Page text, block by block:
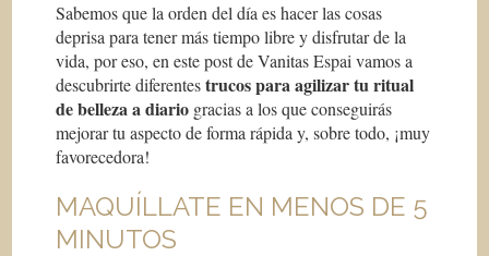
Sabemos que la orden del día es hacer las cosas
deprisa para tener más tiempo libre y disfrutar de la
vida, por eso, en este post de Vanitas Espai vamos a
descubrirte diferentestrucos para agilizar tu ritual
de belleza a diario gracias a los que conseguirás
mejorar tu aspecto de forma rápida y, sobre todo, ¡muy
favorecedora!
MAQUÍLLATE EN MENOS DE 5
MINUTOS